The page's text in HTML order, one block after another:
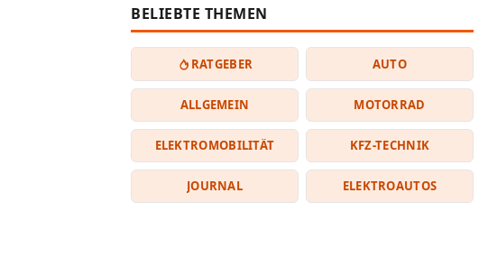
BELIEBTE THEMEN
RATGEBER AUTO
ALLGEMEIN MOTORRAD
ELEKTROMOBILITÄT KFZ-TECHNIK
JOURNAL ELEKTROAUTOS